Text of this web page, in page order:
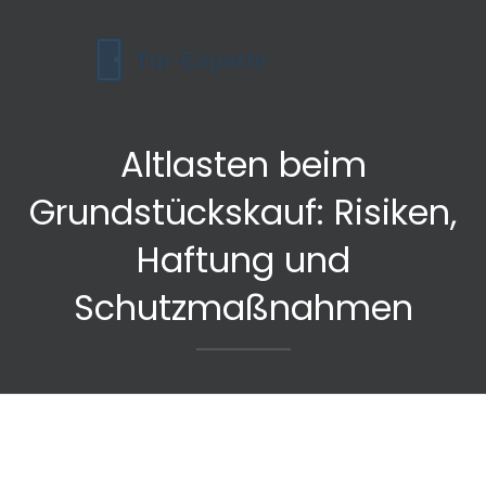
Altlasten beim
Grundstückskauf: Risiken,
Haftung und
Schutzmaßnahmen